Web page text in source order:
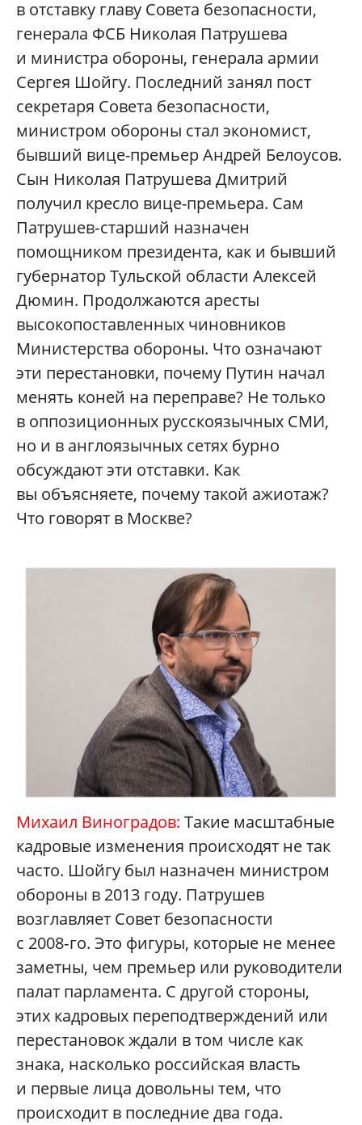
в отставку главу Совета безопасности,
генерала ФСБ Николая Патрушева
и министра обороны, генерала армии
Сергея Шойгу. Последний занял пост
секретаря Совета безопасности,
министром обороны стал экономист,
бывший вице-премьер Андрей Белоусов.
Сын Николая Патрушева Дмитрий
получил кресло вице-премьера. Сам
Патрушев‑старший назначен
помощником президента, как и бывший
губернатор Тульской области Алексей
Дюмин. Продолжаются аресты
высокопоставленных чиновников
Министерства обороны. Что означают
эти перестановки, почему Путин начал
менять коней на переправе? Не только
в оппозиционных русскоязычных СМИ,
но и в англоязычных сетях бурно
обсуждают эти отставки. Как
вы объясняете, почему такой ажиотаж?
Что говорят в Москве?
Михаил Виноградов: Такие масштабные
кадровые изменения происходят не так
часто. Шойгу был назначен министром
обороны в 2013 году. Патрушев
возглавляет Совет безопасности
с 2008‑го. Это фигуры, которые не менее
заметны, чем премьер или руководители
палат парламента. С другой стороны,
этих кадровых переподтверждений или
перестановок ждали в том числе как
знака, насколько российская власть
и первые лица довольны тем, что
происходит в последние два года.